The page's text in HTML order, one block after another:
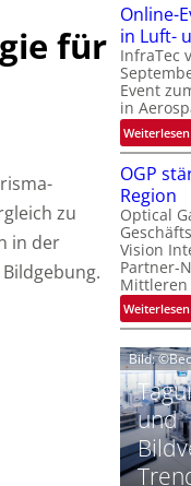
für
zu
in der
‚
r
t
‘
t
i
l
i
i
i
Online-
in Luft-
InfraTec
Event
in
Weiterlesen:
i
-
t
OGP
Region
Optical
Vision
Partner-
Mittleren
Weiterlesen:
Bild:
und